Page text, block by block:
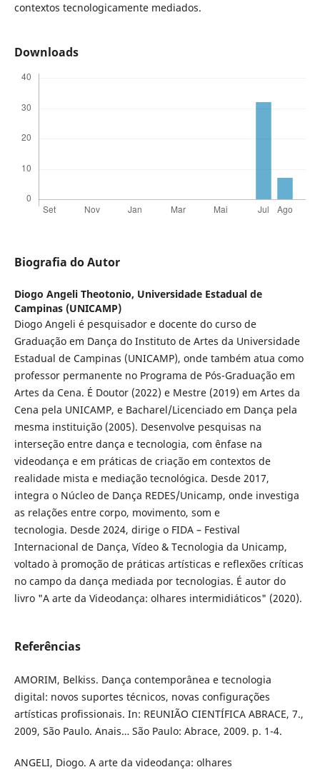
contextos tecnologicamente mediados.
Downloads
Biografia do Autor
Diogo Angeli Theotonio, Universidade Estadual de
Campinas (UNICAMP)
Diogo Angeli é pesquisador e docente do curso de
Graduação em Dança do Instituto de Artes da Universidade
Estadual de Campinas (UNICAMP), onde também atua como
professor permanente no Programa de Pós-Graduação em
Artes da Cena. É Doutor (2022) e Mestre (2019) em Artes da
Cena pela UNICAMP, e Bacharel/Licenciado em Dança pela
mesma instituição (2005). Desenvolve pesquisas na
interseção entre dança e tecnologia, com ênfase na
videodança e em práticas de criação em contextos de
realidade mista e mediação tecnológica. Desde 2017,
integra o Núcleo de Dança REDES/Unicamp, onde investiga
as relações entre corpo, movimento, som e
tecnologia. Desde 2024, dirige o FIDA – Festival
Internacional de Dança, Vídeo & Tecnologia da Unicamp,
voltado à promoção de práticas artísticas e reflexões críticas
no campo da dança mediada por tecnologias. É autor do
livro "A arte da Videodança: olhares intermidiáticos" (2020).
Referências
AMORIM, Belkiss. Dança contemporânea e tecnologia
digital: novos suportes técnicos, novas configurações
artísticas profissionais. In: REUNIÃO CIENTÍFICA ABRACE, 7.,
2009, São Paulo. Anais… São Paulo: Abrace, 2009. p. 1-4.
ANGELI, Diogo. A arte da videodança: olhares